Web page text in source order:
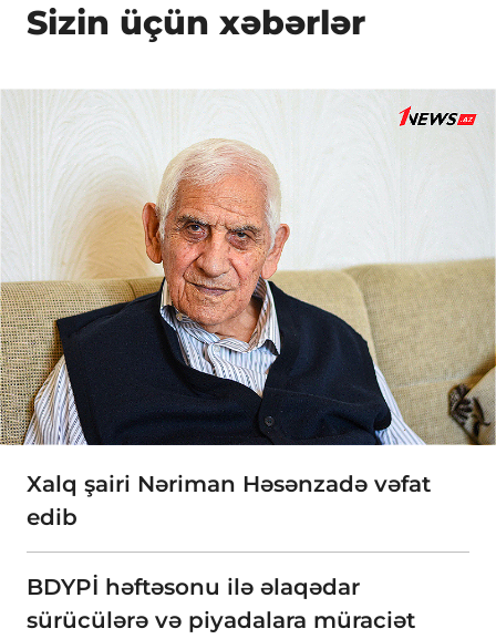
Sizin üçün xəbərlər
Xalq şairi Nəriman Həsənzadə vəfat
edib
BDYPİ həftəsonu ilə əlaqədar
sürücülərə və piyadalara müraciət